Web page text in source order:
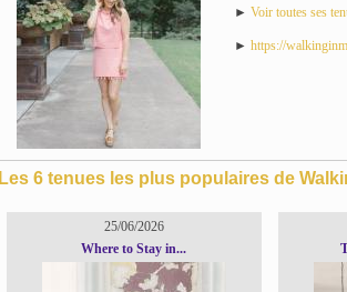
► Voir toutes ses
► https://
Les 6 tenues les plus populaires de
25/06/2026
Where to Stay in...